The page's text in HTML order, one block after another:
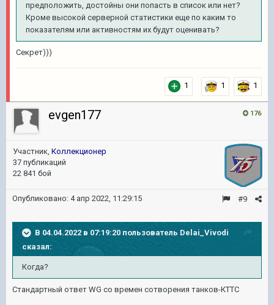
предположить, достойны они попасть в список или нет?
Кроме высокой серверной статистики еще по каким то
показателям или активностям их будут оценивать?
Секрет)))
1 1 1
176
evgen177
Участник, Коллекционер
37 публикаций
22 841 бой
#9
Опубликовано: 4 апр 2022, 11:29:15
В 04.04.2022 в 07:19:20 пользователь Delai_Vivodi
сказал:
Когда?
Стандартный ответ WG со времен сотворения танков-КТТС